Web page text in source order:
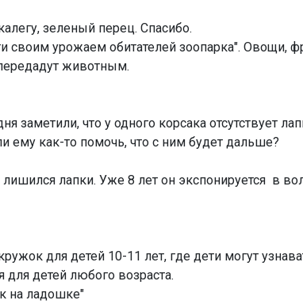
зеленый перец. Спасибо.
своим урожаем обитателей зоопарка". Овощи,
животным.
заметили, что у одного корсака отсутствует
ему как-то помочь, что с ним будет дальше?
лапки. Уже 8 лет он экспонируется в
для детей 10-11 лет, где дети могут
для детей любого возраста.
на ладошке"